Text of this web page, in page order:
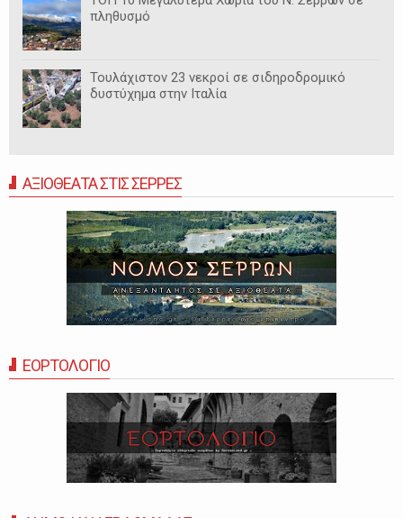
πληθυσμό
Τουλάχιστον 23 νεκροί σε σιδηροδρομικό
δυστύχημα στην Ιταλία
ΑΞΙΟΘΕΑΤΑ ΣΤΙΣ ΣΕΡΡΕΣ
ΕΟΡΤΟΛΟΓΙΟ